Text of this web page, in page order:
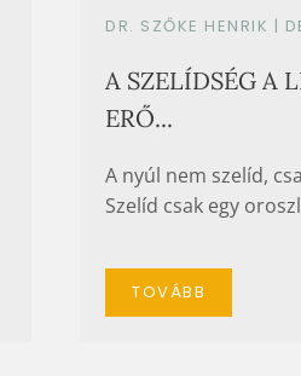
DR. SZŐKE HENRIK |
A SZELÍDSÉG A
ERŐ...
A nyúl nem szelíd,
Szelíd csak egy
TOVÁBB